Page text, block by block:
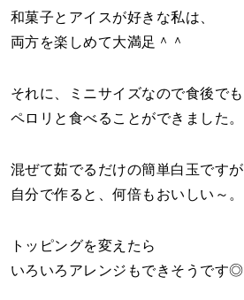
和菓子とアイスが好きな私は、
両方を楽しめて大満足＾＾
それに、ミニサイズなので食後でも
ペロリと食べることができました。
混ぜて茹でるだけの簡単白玉ですが
自分で作ると、何倍もおいしい～。
トッピングを変えたら
いろいろアレンジもできそうです◎